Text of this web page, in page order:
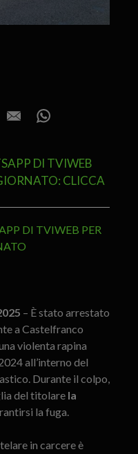
DI TVIWEB
CLICCA
DI TVIWEB PER
– È stato arrestato
a Castelfranco
violenta rapina
all’interno del
Durante il colpo,
del titolare la
la fuga.
in carcere è